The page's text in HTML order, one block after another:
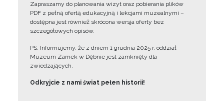
Zapraszamy do planowania wizyt oraz pobierania plików
PDF z pełną ofertą edukacyjną i lekcjami muzealnymi –
dostępna jest również skrócona wersja oferty bez
szczegółowych opisów.
PS. Informujemy, że z dniem 1 grudnia 2025 r. oddział
Muzeum Zamek w Dębnie jest zamknięty dla
zwiedzających.
Odkryjcie z nami świat pełen historii!